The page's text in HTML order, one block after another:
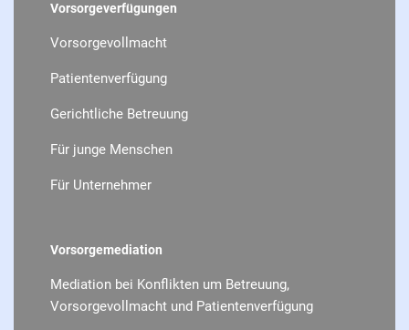
Vorsorgeverfügungen
Vorsorgevollmacht
Patientenverfügung
Gerichtliche Betreuung
Für junge Menschen
Für Unternehmer
Vorsorgemediation
Mediation bei Konflikten um Betreuung,
Vorsorgevollmacht und Patientenverfügung